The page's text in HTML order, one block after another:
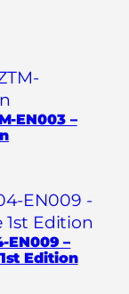
EN003 –
EN009 –
Edition